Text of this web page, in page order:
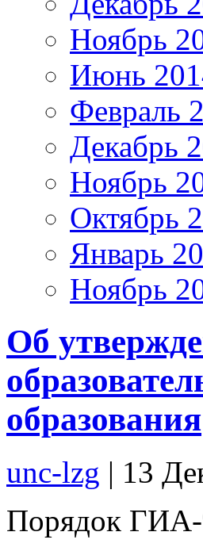
Ноябрь
Июнь
Февраль
Декабрь
Ноябрь
Октябрь
Январь
Ноябрь
Об
образования
unc-lzg | 13
Порядок ГИА-